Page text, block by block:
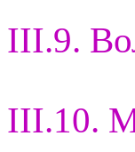
III.9.
III.10.